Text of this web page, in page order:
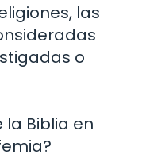
las
o
la Biblia en